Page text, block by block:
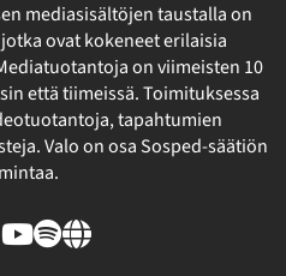
mediasisältöjen taustalla on
ovat kokeneet erilaisia
on viimeisten 10
että tiimeissä. Toimituksessa
tapahtumien
Valo on osa Sosped-säätiön
Instagram
Youtube
SpotifyLinkki